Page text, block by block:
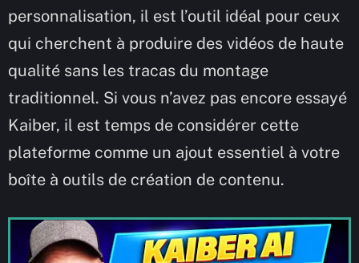
personnalisation, il est l’outil idéal pour ceux
qui cherchent à produire des vidéos de haute
qualité sans les tracas du montage
traditionnel. Si vous n’avez pas encore essayé
Kaiber, il est temps de considérer cette
plateforme comme un ajout essentiel à votre
boîte à outils de création de contenu.